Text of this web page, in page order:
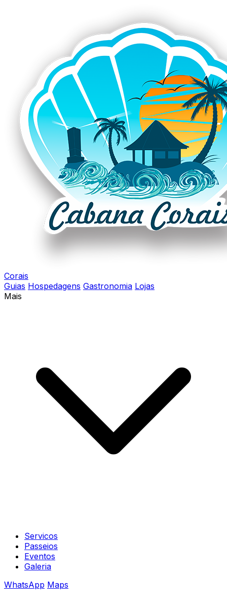
Corais
Guias Hospedagens Gastronomia Lojas
Mais
Servicos
Passeios
Eventos
Galeria
WhatsApp Maps